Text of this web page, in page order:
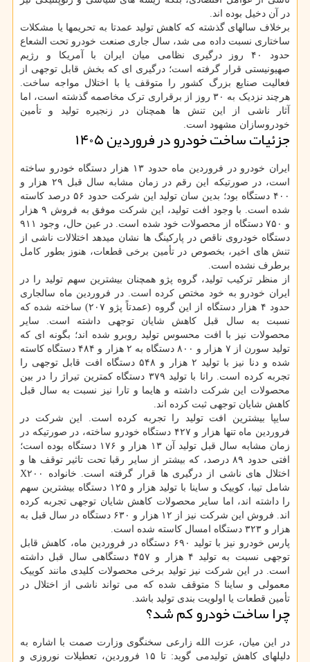
در آن دخیل بوده اند.
برخلاف سالهای گذشته که کاهش تولید عمدتا به تحریمها یا مشکلات
ساختاری نسبت داده می شد، سال جاری صنعت خودرو تحت الشعاع
حدود ۴۰ روز درگیری نظامی میان ایران با آمریکا و رژیم
صهیونیستی قرار گرفته است؛ درگیری ای که بخش قابل توجهی از
فعالیت صنایع بزرگ کشور را متوقف یا با اختلال مواجه ساخت.
هرچند نزدیک به ۳۰ روز از برقراری ترک مخاصمه گذشته است، اما
آثار ناشی از این تنش ها همچنان در زنجیره تولید و تأمین
خودروسازان مشهود است.
جزئیات ساخت خودرو در فروردین ۱۴۰۵
ایران خودرو در فروردین ماه حدود ۱۳ هزار دستگاه خودرو ساخته
است، در صورتیکه این رقم در زمان مشابه سال قبل ۲۹ هزار و
۴۰۰ دستگاه بود؛ بدین سان تولید این شرکت حدود ۵۶ درصد کاسته
شده است. با وجود افت تولید، این شرکت موفق به فروش ۹ هزار
و ۷۵۰ دستگاه از محصولات خود شده است. در عین حال، وجود ۹۱۱
دستگاه خودروی ناقص در پارکینگ ها نشان میدهد اختلالات ناشی از
تنش های اخیر، بخصوص در تأمین برخی قطعات، هنوز بطور کامل
برطرف نشده است.
از منظر ترکیب تولید، گروه پژو همچنان بیشترین سهم تولید را در
ایران خودرو به خود مختص کرده است. در فروردین ماه سالجاری
حدود ۴ هزار دستگاه از این گروه (عمدتاً پژو ۲۰۷) ساخته شده که
نسبت به سال قبل کاهش شایان توجهی داشته است. سایر
محصولات نیز با افت محسوس تولید روبرو شده اند؛ بگونه ای که
تولید سورن از ۷ هزار و ۸۰۰ دستگاه به ۲ هزار و ۴۸۴ دستگاه کاسته
شده و دنا نیز با تولید ۲ هزار و ۵۴۸ دستگاه افت قابل توجهی را
تجربه کرده است. رانا با تولید ۳۷۹ دستگاه کمترین تیراژ را در بین
محصولات این شرکت داشته و هایما و تارا نیز نسبت به سال قبل
کاهش شایان توجهی ثبت کرده اند.
سایپا بیشترین افت تولید را تجربه کرده است. این شرکت در
فروردین ماه تنها هزار و ۴۲۷ دستگاه خودرو ساخته، در صورتیکه در
زمان مشابه سال قبل تولید آن ۱۳ هزار و ۱۷۶ دستگاه بوده است؛
افتی حدود ۸۹ درصد، که بیشتر از سایر رقبا تحت تاثیر توقف ها و
اختلال های ناشی از درگیری ها قرار گرفته است. خانواده X۲۰۰
شامل تیبا، کوییک و ساینا با تولید هزار و ۱۲۵ دستگاه بیشترین سهم
را داشته اند، اما سایر محصولات کاهش شایان توجهی تجربه کرده
اند. فروش این شرکت نیز از ۱۲ هزار و ۶۳۰ دستگاه در سال قبل به
هزار و ۳۲۳ دستگاه امسال کاسته شده است.
پارس خودرو نیز با تولید ۶۹۰ دستگاه در فروردین ماه، کاهش قابل
توجهی نسبت به تولید ۴ هزار و ۴۵۷ دستگاهی سال قبل داشته
است. در این شرکت نیز تولید برخی محصولات کلیدی مانند کوییک
معمولی و ساینا S متوقف شده که می تواند ناشی از اختلال در
تأمین قطعات یا اولویت بندی تولید باشد.
چرا ساخت خودرو کم شد؟
در این میان، عزت الله زارعی سخنگوی وزارت صمت با اشاره به
دلیلهای کاهش تولیدمی گوید: تا ۱۵ فروردین، تعطیلات نوروزی و